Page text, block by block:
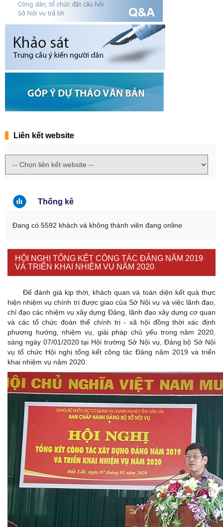
Liên kết website
Thống kê
Đang có 5592 khách và không thành viên đang online
HỘI NGHỊ TỔNG KẾT CÔNG TÁC ĐẢNG NĂM 2019
VÀ TRIỂN KHAI NHIỆM VỤ NĂM 2020
Để đánh giá kịp thời, khách quan và toàn diện kết quả thực
hiện nhiệm vụ chính trị được giao của Sở Nội vụ và việc lãnh đạo,
chỉ đạo các nhiệm vụ xây dựng Đảng, lãnh đạo xây dựng cơ quan
và các tổ chức đoàn thể chính trị - xã hội đồng thời xác định
phương hướng, nhiệm vụ, giải pháp chủ yếu trong năm 2020,
sáng ngày 07/01/2020 tại Hội trường Sở Nội vụ, Đảng bộ Sở Nội
vụ tổ chức Hội nghị tổng kết công tác Đảng năm 2019 và triển
khai nhiệm vụ năm 2020.